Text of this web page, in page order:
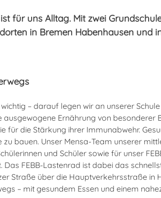
für uns Alltag. Mit zwei
in Bremen Habenhausen und
– darauf legen wir an unserer
ausgewogene Ernährung von
für die Stärkung ihrer Immunabwehr.
zu bauen. Unser Mensa-Team unserer
und Schüler sowie für unser
Das FEBB-Lastenrad ist dabei das
Straße über die Hauptverkehrsstraße
– mit gesundem Essen und einem